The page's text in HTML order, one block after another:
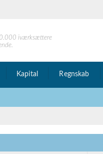
iværksættere
Kapital Regnskab